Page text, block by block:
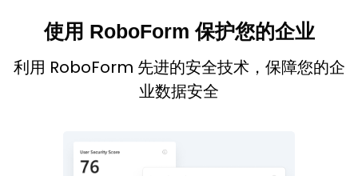
使用 RoboForm 保护您的企业
利用 RoboForm 先进的安全技术，保障您的企
业数据安全